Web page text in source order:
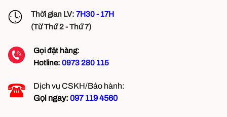
Thời gian LV: 7H30 - 17H
(Từ Thứ 2 - Thứ 7)
Gọi đặt hàng:
Hotline: 0973 280 115
Dịch vụ CSKH/Bảo hành:
Gọi ngay: 097 119 4560